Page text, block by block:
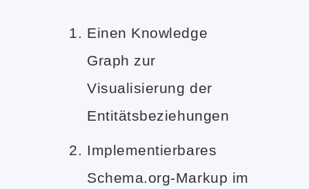
Einen Knowledge
Graph zur
Visualisierung der
Entitätsbeziehungen
Implementierbares
Schema.org-Markup im